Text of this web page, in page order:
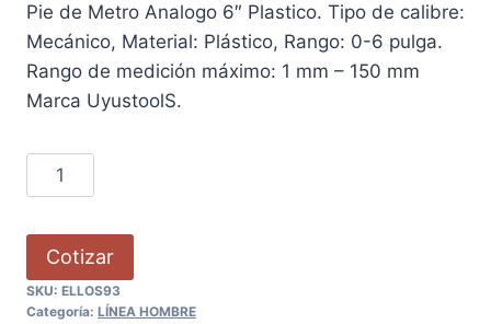
Pie de Metro Analogo 6″ Plastico. Tipo de calibre:
Mecánico, Material: Plástico, Rango: 0-6 pulga.
Rango de medición máximo: 1 mm – 150 mm
Marca UyustoolS.
Cotizar
SKU: ELLOS93
Categoría: LÍNEA HOMBRE